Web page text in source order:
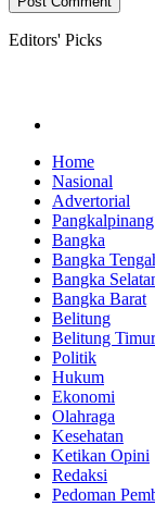
Editors' Picks
Home
Nasional
Advertorial
Pangkalpinang
Bangka
Bangka
Bangka
Bangka Barat
Belitung
Belitung Timur
Politik
Hukum
Ekonomi
Olahraga
Kesehatan
Ketikan Opini
Redaksi
Pedoman